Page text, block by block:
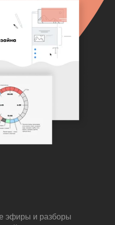
эфиры и разборы